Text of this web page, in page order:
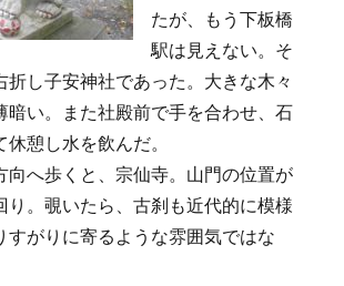
たが、もう下板橋
駅は見えない。そ
折し子安神社であった。大きな木々
暗い。また社殿前で手を合わせ、石
憩し水を飲んだ。
へ歩くと、宗仙寺。山門の位置が
り。覗いたら、古刹も近代的に模様
すがりに寄るような雰囲気ではな